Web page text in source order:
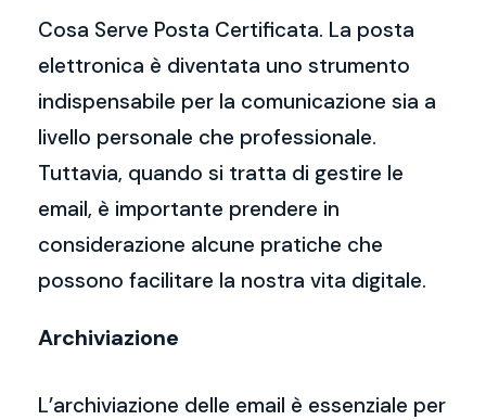
Cosa Serve Posta Certificata. La posta
elettronica è diventata uno strumento
indispensabile per la comunicazione sia a
livello personale che professionale.
Tuttavia, quando si tratta di gestire le
email, è importante prendere in
considerazione alcune pratiche che
possono facilitare la nostra vita digitale.
Archiviazione
L’archiviazione delle email è essenziale per